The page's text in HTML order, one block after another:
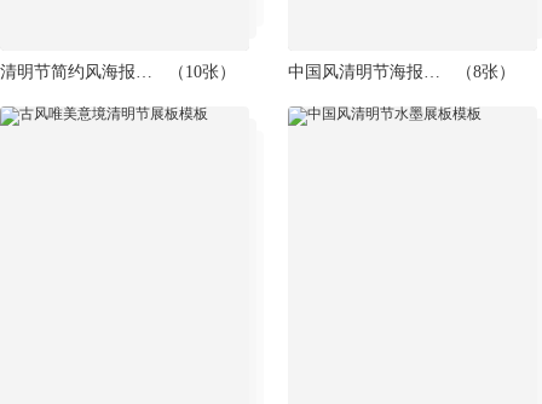
清明节简约风海报模板 （10张） 中国风清明节海报模板 （8张）